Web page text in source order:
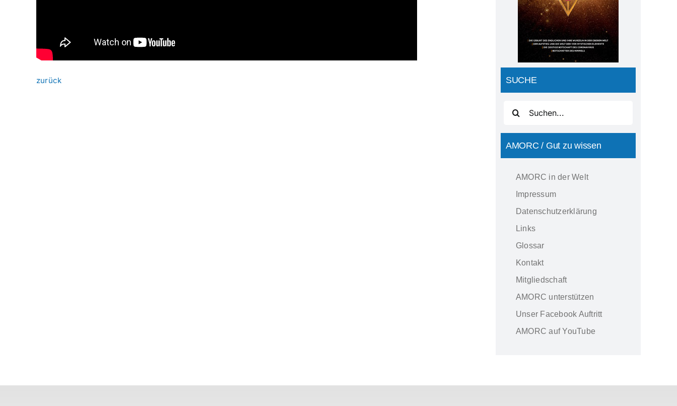
zurück SUCHE
nach:
AMORC / Gut zu wissen
AMORC in der Welt
Impressum
Datenschutzerklärung
Links
Glossar
Kontakt
Mitgliedschaft
AMORC unterstützen
Unser Facebook Auftritt
AMORC auf YouTube